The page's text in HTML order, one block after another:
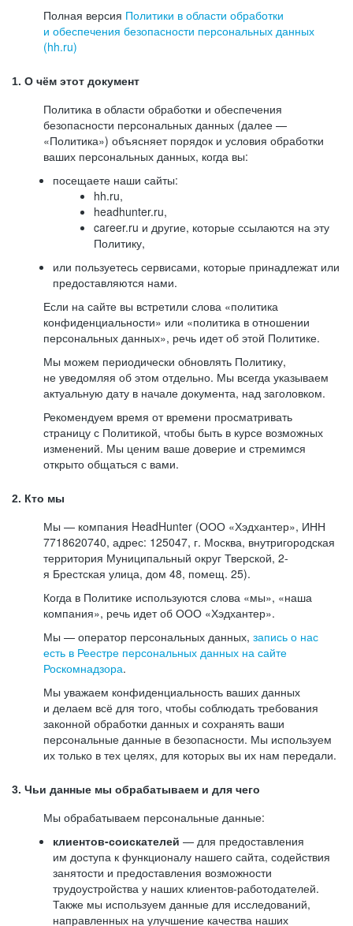
Полная версия Политики в области обработки
и обеспечения безопасности персональных данных
(hh.ru)
1. О чём этот документ
Политика в области обработки и обеспечения
безопасности персональных данных (далее —
«Политика») объясняет порядок и условия обработки
ваших персональных данных, когда вы:
посещаете наши сайты:
hh.ru,
headhunter.ru,
career.ru и другие, которые ссылаются на эту
Политику,
или пользуетесь сервисами, которые принадлежат или
предоставляются нами.
Если на сайте вы встретили слова «политика
конфиденциальности» или «политика в отношении
персональных данных», речь идет об этой Политике.
Мы можем периодически обновлять Политику,
не уведомляя об этом отдельно. Мы всегда указываем
актуальную дату в начале документа, над заголовком.
Рекомендуем время от времени просматривать
страницу с Политикой, чтобы быть в курсе возможных
изменений. Мы ценим ваше доверие и стремимся
открыто общаться с вами.
2. Кто мы
Мы — компания HeadHunter (ООО «Хэдхантер», ИНН
7718620740, адрес: 125047, г. Москва, внутригородская
территория Муниципальный округ Тверской, 2-
я Брестская улица, дом 48, помещ. 25).
Когда в Политике используются слова «мы», «наша
компания», речь идет об ООО «Хэдхантер».
Мы — оператор персональных данных, запись о нас
есть в Реестре персональных данных на сайте
Роскомнадзора.
Мы уважаем конфиденциальность ваших данных
и делаем всё для того, чтобы соблюдать требования
законной обработки данных и сохранять ваши
персональные данные в безопасности. Мы используем
их только в тех целях, для которых вы их нам передали.
3. Чьи данные мы обрабатываем и для чего
Мы обрабатываем персональные данные:
клиентов-соискателей — для предоставления
им доступа к функционалу нашего сайта, содействия
занятости и предоставления возможности
трудоустройства у наших клиентов-работодателей.
Также мы используем данные для исследований,
направленных на улучшение качества наших